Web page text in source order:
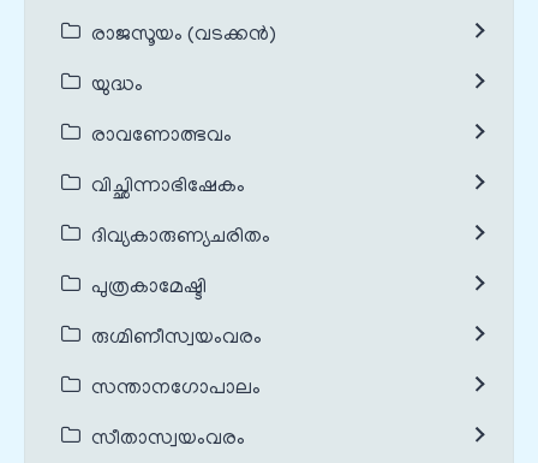
രാജസൂയം (വടക്കൻ)
യുദ്ധം
രാവണോത്ഭവം
വിച്ഛിന്നാഭിഷേകം
ദിവ്യകാരുണ്യചരിതം
പുത്രകാമേഷ്ടി
രുഗ്മിണീസ്വയംവരം
സന്താനഗോപാലം
സീതാസ്വയംവരം